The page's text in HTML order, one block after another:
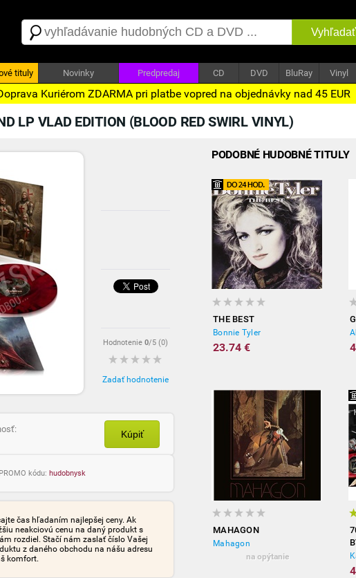
Vyhľadať
tituly Novinky Predpredaj CD DVD BluRay Vinyl
Kuriérom ZDARMA pri platbe vopred na objednávky nad 45 EUR
LP VLAD EDITION (BLOOD RED SWIRL VINYL)
Hodnotenie 0/5 (0)
Zadať hodnotenie
Kúpiť
kódu: hudobnysk
čas hľadaním najlepšej ceny. Ak
neakciovú cenu na daný produkt s
rozdiel. Stačí nám zaslať číslo Vašej
z daného obchodu na nášu adresu
komfort.
PODOBNÉ HUDOBNÉ TITULY
THE BEST
Bonnie Tyler
23.74 €
MAHAGON
Mahagon
na opýtanie